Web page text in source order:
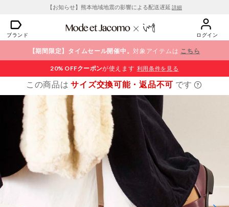
【お知らせ】熊本地域地震の影響による配送遅延 詳細
ブランド ログイン
【期間限定】タイムセール開催中。対象アイテムは こちら
20% OFFクーポンが使えます 利用条件を見る
この商品はサイズ交換可能・返品不可 です